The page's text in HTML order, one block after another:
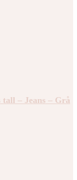
– Jeans – Grå